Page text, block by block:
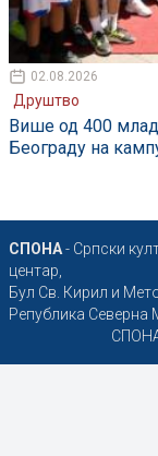
02.08.2026
Друштво
Више од 400
Београду на
СПОНА- Српски
центар,
Бул Св. Кирил и
Република Северна